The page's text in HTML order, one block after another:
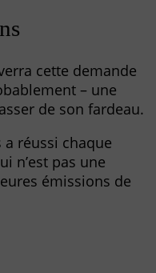
cette demande
– une
de son fardeau.
a réussi chaque
n’est pas une
émissions de